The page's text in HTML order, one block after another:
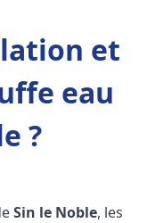
et
eau
?
Sin le Noble, les